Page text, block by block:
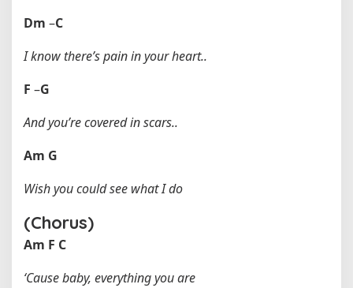
Dm –C
I know there’s pain in your heart..
F –G
And you’re covered in scars..
Am G
Wish you could see what I do
(Chorus)
Am F C
‘Cause baby, everything you are